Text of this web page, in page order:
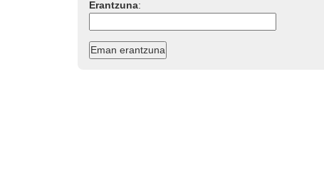
Erantzuna: